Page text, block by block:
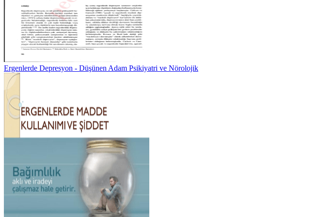
Ergenlerde Depresyon - Düşünen Adam Psikiyatri ve Nörolojik